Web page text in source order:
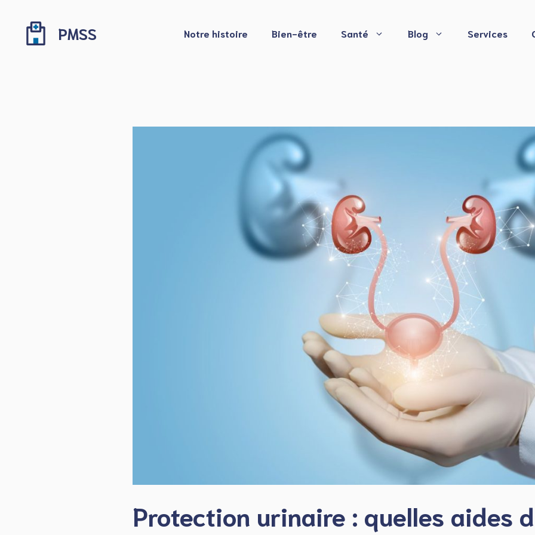
contenu
PMSS Notre histoire Bien-être Santé Blog Services
Protection urinaire : quelles aides